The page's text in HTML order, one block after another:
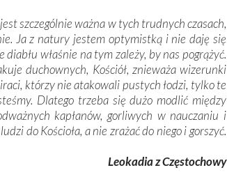
szczególnie ważna w tych trudnych czasach,
Ja z natury jestem optymistką i nie daję się
właśnie na tym zależy, by nas pogrążyć.
duchownych, Kościół, znieważa wizerunki
którzy nie atakowali pustych łodzi, tylko te
Dlatego trzeba się dużo modlić między
kapłanów, gorliwych w nauczaniu i
do Kościoła, a nie zrażać do niego i gorszyć.
Leokadia z Częstochowy